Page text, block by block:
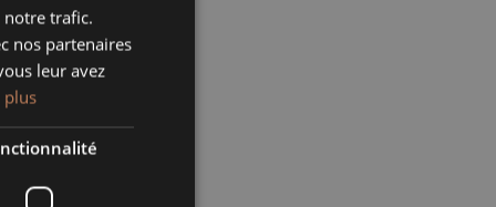
notre trafic.
nos partenaires
leur avez
plus